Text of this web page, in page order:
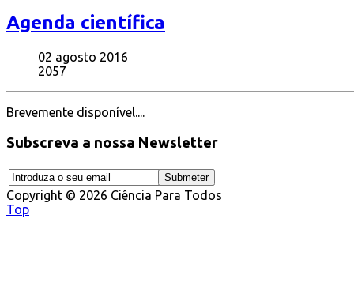
Agenda científica
02 agosto 2016
2057
Brevemente disponível....
Subscreva a nossa Newsletter
Copyright © 2026 Ciência Para Todos
Top